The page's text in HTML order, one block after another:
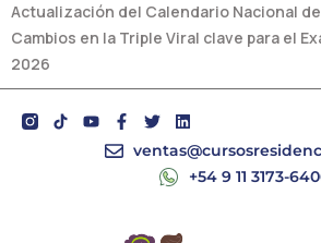
Actualización del Calendario Nacional
Cambios en la Triple Viral clave para el
2026
Y
o
F
a
c
k
T
w
i
L
i
n
e
n
+54 9 11 3173-